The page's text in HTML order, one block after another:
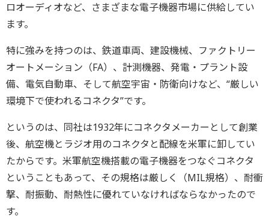
ロオーディオなど、さまざまな電子機器市場に供給してい
ます。
特に強みを持つのは、鉄道車両、建設機械、ファクトリー
オートメーション（FA）、計測機器、発電・プラント設
備、電気自動車、そして航空宇宙・防衛向けなど、“厳しい
環境下で使われるコネクタ”です。
というのは、同社は1932年にコネクタメーカーとして創業
後、航空機とラジオ用のコネクタと配線を米軍に卸してい
たからです。米軍航空機搭載の電子機器をつなぐコネクタ
ということもあって、その規格は厳しく（MIL規格）、耐衝
撃、耐振動、耐熱性に優れていなければならなかったので
す。